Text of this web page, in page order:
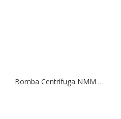
Bomba Centrífuga NMM 25/160A | 2,0 HP | 220 V.